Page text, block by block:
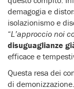
demagogia e
isolazionismo e
“L’approccio noi
disuguaglianze
efficace e
Questa resa dei
di